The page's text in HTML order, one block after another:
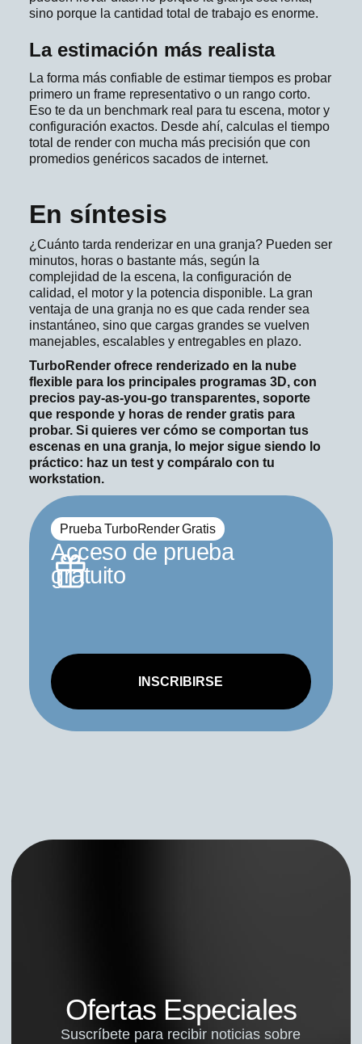
sino porque la cantidad total de trabajo es enorme.
La estimación más realista
La forma más confiable de estimar tiempos es probar
primero un frame representativo o un rango corto.
Eso te da un benchmark real para tu escena, motor y
configuración exactos. Desde ahí, calculas el tiempo
total de render con mucha más precisión que con
promedios genéricos sacados de internet.
En síntesis
¿Cuánto tarda renderizar en una granja? Pueden ser
minutos, horas o bastante más, según la
complejidad de la escena, la configuración de
calidad, el motor y la potencia disponible. La gran
ventaja de una granja no es que cada render sea
instantáneo, sino que cargas grandes se vuelven
manejables, escalables y entregables en plazo.
TurboRender ofrece renderizado en la nube
flexible para los principales programas 3D, con
precios pay-as-you-go transparentes, soporte
que responde y horas de render gratis para
probar. Si quieres ver cómo se comportan tus
escenas en una granja, lo mejor sigue siendo lo
práctico: haz un test y compáralo con tu
workstation.
Prueba TurboRender Gratis
Acceso de prueba
gratuito
INSCRIBIRSE
Ofertas Especiales
Suscríbete para recibir noticias sobre